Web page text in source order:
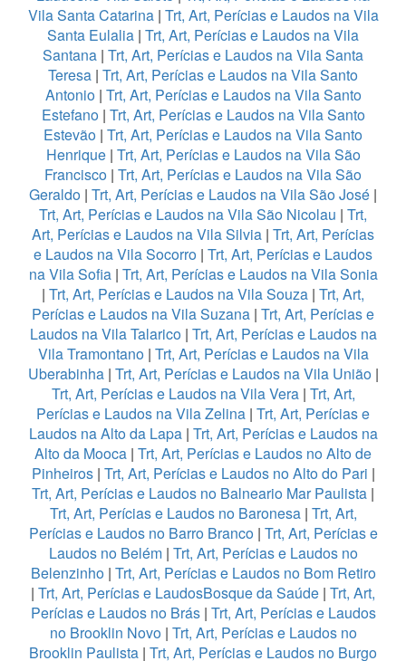
Vila Santa Catarina| Trt, Art, Perícias e Laudos na Vila
Santa Eulalia | Trt, Art, Perícias e Laudos na Vila
Santana | Trt, Art, Perícias e Laudos na Vila Santa
Teresa | Trt, Art, Perícias e Laudos na Vila Santo
Antonio| Trt, Art, Perícias e Laudos na Vila Santo
Estefano| Trt, Art, Perícias e Laudos na Vila Santo
Estevão | Trt, Art, Perícias e Laudos na Vila Santo
Henrique| Trt, Art, Perícias e Laudos na Vila São
Francisco | Trt, Art, Perícias e Laudos na Vila São
Geraldo | Trt, Art, Perícias e Laudos na Vila São José |
Trt, Art, Perícias e Laudos na Vila São Nicolau | Trt,
Art, Perícias e Laudos na Vila Silvia | Trt, Art, Perícias
e Laudos na Vila Socorro | Trt, Art, Perícias e Laudos
na Vila Sofia| Trt, Art, Perícias e Laudos na Vila Sonia
| Trt, Art, Perícias e Laudos na Vila Souza | Trt, Art,
Perícias e Laudos na Vila Suzana | Trt, Art, Perícias e
Laudos na Vila Talarico| Trt, Art, Perícias e Laudos na
Vila Tramontano| Trt, Art, Perícias e Laudos na Vila
Uberabinha| Trt, Art, Perícias e Laudos na Vila União|
Trt, Art, Perícias e Laudos na Vila Vera| Trt, Art,
Perícias e Laudos na Vila Zelina | Trt, Art, Perícias e
Laudos na Alto da Lapa| Trt, Art, Perícias e Laudos na
Alto da Mooca | Trt, Art, Perícias e Laudos no Alto de
Pinheiros| Trt, Art, Perícias e Laudos no Alto do Pari |
Trt, Art, Perícias e Laudos no Balneario Mar Paulista |
Trt, Art, Perícias e Laudos no Baronesa| Trt, Art,
Perícias e Laudos no Barro Branco| Trt, Art, Perícias e
Laudos no Belém| Trt, Art, Perícias e Laudos no
Belenzinho| Trt, Art, Perícias e Laudos no Bom Retiro
| Trt, Art, Perícias e LaudosBosque da Saúde | Trt, Art,
Perícias e Laudos no Brás| Trt, Art, Perícias e Laudos
no Brooklin Novo| Trt, Art, Perícias e Laudos no
Brooklin Paulista | Trt, Art, Perícias e Laudos no Burgo